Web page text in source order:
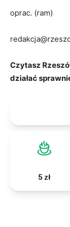
oprac. (ram)
Czytasz
działać
5 zł